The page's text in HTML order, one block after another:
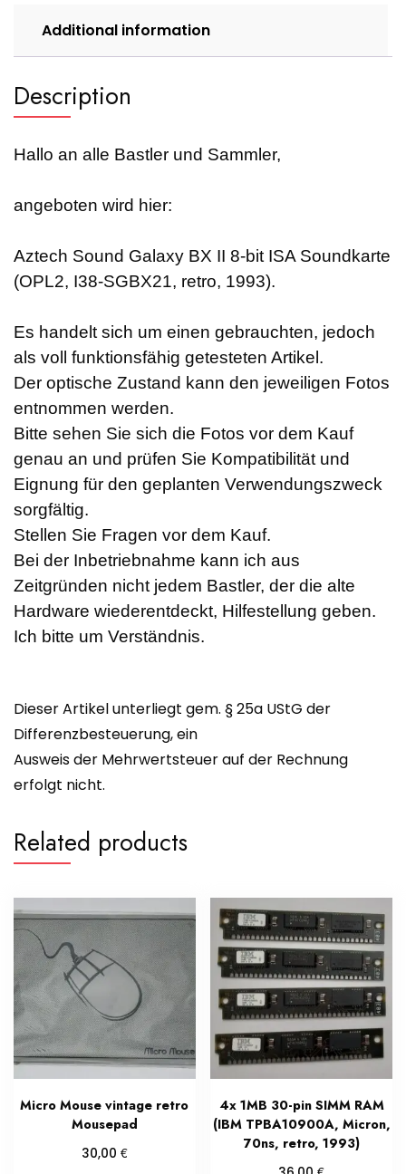
Additional information
Description
Hallo an alle Bastler und Sammler,
angeboten wird hier:
Aztech Sound Galaxy BX II 8-bit ISA Soundkarte
(OPL2, I38-SGBX21, retro, 1993).
Es handelt sich um einen gebrauchten, jedoch
als voll funktionsfähig getesteten Artikel.
Der optische Zustand kann den jeweiligen Fotos
entnommen werden.
Bitte sehen Sie sich die Fotos vor dem Kauf
genau an und prüfen Sie Kompatibilität und
Eignung für den geplanten Verwendungszweck
sorgfältig.
Stellen Sie Fragen vor dem Kauf.
Bei der Inbetriebnahme kann ich aus
Zeitgründen nicht jedem Bastler, der die alte
Hardware wiederentdeckt, Hilfestellung geben.
Ich bitte um Verständnis.
Dieser Artikel unterliegt gem. § 25a UStG der
Differenzbesteuerung, ein
Ausweis der Mehrwertsteuer auf der Rechnung
erfolgt nicht.
Related products
Micro Mouse vintage retro
Mousepad
30,00 €
4x 1MB 30-pin SIMM RAM
(IBM TPBA10900A, Micron,
70ns, retro, 1993)